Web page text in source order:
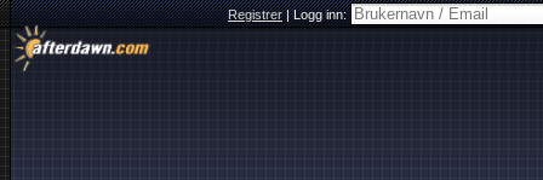
Registrer|Logg inn: